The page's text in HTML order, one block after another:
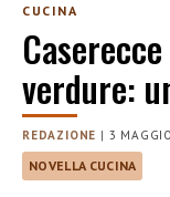
CUCINA
verdure:
REDAZIONE | 3
NOVELLA CUCINA